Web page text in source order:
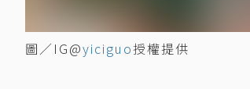
圖／IG@yiciguo授權提供